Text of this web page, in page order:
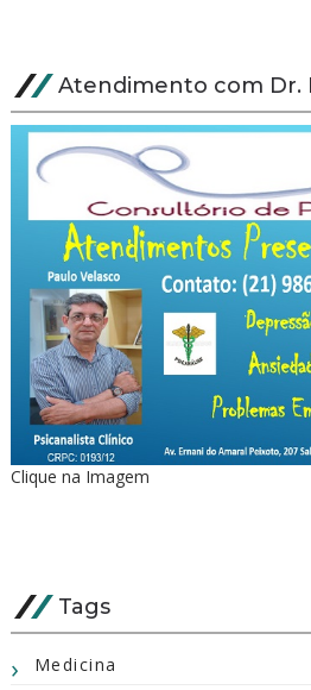
Atendimento com Dr.
Clique na Imagem
Tags
Medicina